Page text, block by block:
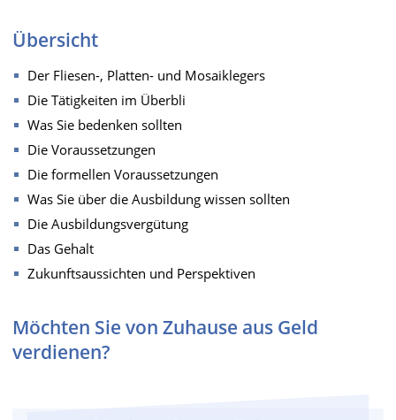
Übersicht
Der Fliesen-, Platten- und Mosaiklegers
Die Tätigkeiten im Überbli
Was Sie bedenken sollten
Die Voraussetzungen
Die formellen Voraussetzungen
Was Sie über die Ausbildung wissen sollten
Die Ausbildungsvergütung
Das Gehalt
Zukunftsaussichten und Perspektiven
Möchten Sie von Zuhause aus Geld
verdienen?